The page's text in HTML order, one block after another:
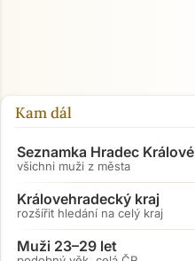
Kam dál
Seznamka Hradec Králové
všichni muži z města
Královehradecký kraj
rozšířit hledání na celý kraj
Muži 23–29 let